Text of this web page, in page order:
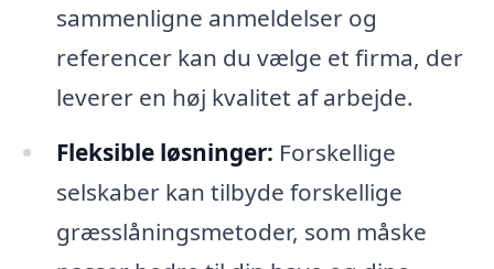
sammenligne anmeldelser og
referencer kan du vælge et firma, der
leverer en høj kvalitet af arbejde.
Fleksible løsninger: Forskellige
selskaber kan tilbyde forskellige
græsslåningsmetoder, som måske